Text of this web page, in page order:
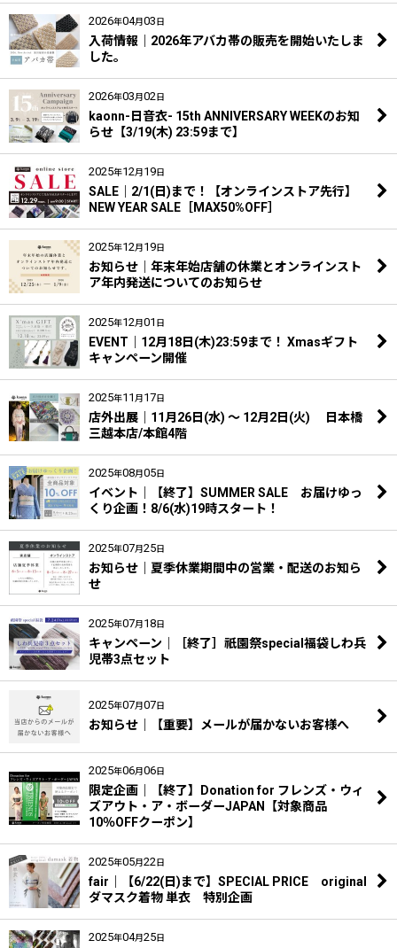
2026年04月03 日
入荷情報｜2026年アバカ帯の販売を開始いたしま
した。
2026年03月02 日
kaonn-日音衣- 15th ANNIVERSARY WEEKのお知
らせ【3/19(木) 23:59まで】
2025年12月 19日
SALE｜2/1(日)まで！【オンラインストア先行】
NEW YEAR SALE［MAX50%OFF］
2025年12月 19日
お知らせ｜年末年始店舗の休業とオンラインスト
ア年内発送についてのお知らせ
2025年12月01 日
EVENT｜12月18日(木)23:59まで！ Xmasギフト
キャンペーン開催
2025年11 月 17日
店外出展｜11月26日(水) 〜 12月2日(火) 日本橋
三越本店/本館4階
2025年08月05日
イベント｜【終了】SUMMER SALE お届けゆっ
くり企画！8/6(水)19時スタート！
2025年07月25日
お知らせ｜夏季休業期間中の営業・配送のお知ら
せ
2025年07月 18日
キャンペーン｜［終了］祇園祭special福袋しわ兵
児帯3点セット
2025年07月07日
お知らせ｜【重要】メールが届かないお客様へ
2025年06月06日
限定企画｜【終了】Donation for フレンズ・ウィ
ズアウト・ア・ボーダーJAPAN【対象商品
10％OFFクーポン】
2025年05月22 日
fair｜【6/22(日)まで】SPECIAL PRICE original
ダマスク着物 単衣 特別企画
2025年04月25日